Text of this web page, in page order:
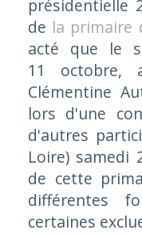
présidentielle
de la primaire
acté que le
11 octobre,
Clémentine
lors d'une
d'autres
Loire) samedi
de cette
différentes
certaines